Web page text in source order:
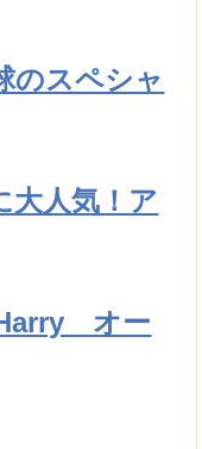
のスペシャ
大人気！ア
オー